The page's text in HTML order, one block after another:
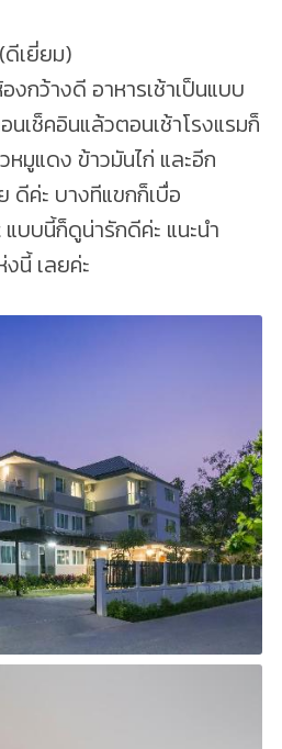
เยี่ยม)
งกว้างดี อาหารเช้าเป็นแบบ
นเช็คอินแล้วตอนเช้าโรงแรมก็
หมูแดง ข้าวมันไก่ และอีก
ดีค่ะ บางทีแขกก็เบื่อ
บบนี้ก็ดูน่ารักดีค่ะ แนะนำ
นี้ เลยค่ะ